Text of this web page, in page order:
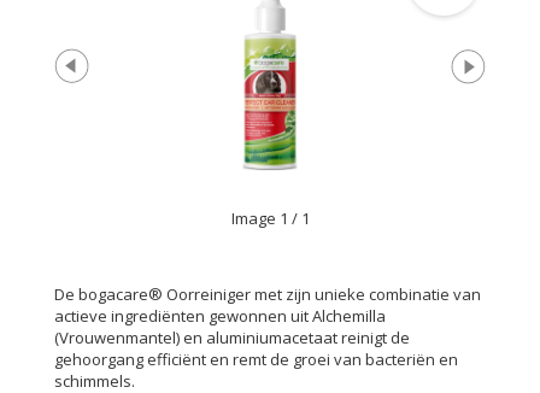
Image 1 / 1
De bogacare® Oorreiniger met zijn unieke combinatie van
actieve ingrediënten gewonnen uit Alchemilla
(Vrouwenmantel) en aluminiumacetaat reinigt de
gehoorgang efficiënt en remt de groei van bacteriën en
schimmels.